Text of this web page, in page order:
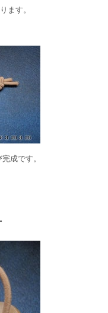
ます。
成です。